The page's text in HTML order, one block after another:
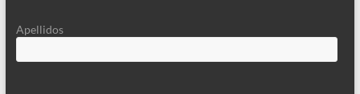
Apellidos